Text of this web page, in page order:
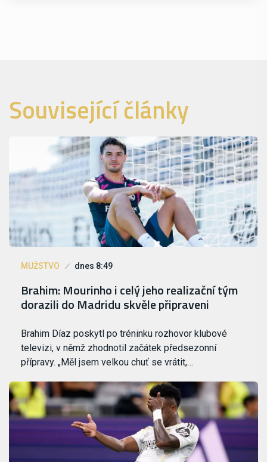
Související články
MUŽSTVO dnes 8:49
Brahim: Mourinho i celý jeho realizační tým
dorazili do Madridu skvěle připraveni
Brahim Díaz poskytl po tréninku rozhovor klubové
televizi, v němž zhodnotil začátek předsezonní
přípravy. „Měl jsem velkou chuť se vrátit,…